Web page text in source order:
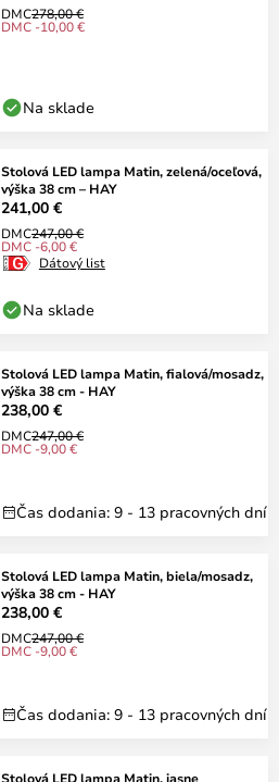
DMC278,00 €
DMC -10,00 €
Na sklade
Stolová LED lampa Matin, zelená/oceľová,
výška 38 cm – HAY
241,00 €
DMC247,00 €
DMC -6,00 €
Dátový list
Na sklade
Stolová LED lampa Matin, fialová/mosadz,
výška 38 cm - HAY
238,00 €
DMC247,00 €
DMC -9,00 €
Čas dodania: 9 - 13 pracovných dní
Stolová LED lampa Matin, biela/mosadz,
výška 38 cm - HAY
238,00 €
DMC247,00 €
DMC -9,00 €
Čas dodania: 9 - 13 pracovných dní
Stolová LED lampa Matin, jasne